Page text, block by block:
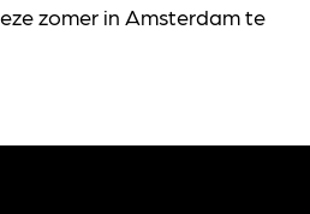
zomer in Amsterdam te